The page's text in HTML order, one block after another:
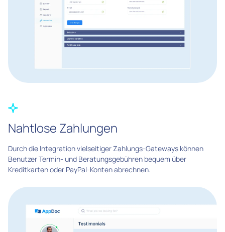
Nahtlose Zahlungen
Durch die Integration vielseitiger Zahlungs-Gateways können
Benutzer Termin- und Beratungsgebühren bequem über
Kreditkarten oder PayPal-Konten abrechnen.